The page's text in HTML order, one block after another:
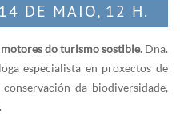
14 DE MAIO, 12 H.
do turismo sostible. Dna.
especialista en proxectos de
da biodiversidade,